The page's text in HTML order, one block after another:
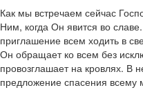
Как мы встречаем сейчас
Ним, когда Он явится во
приглашение всем ходить в
Он обращает ко всем без
провозглашает на кровлях. В
предложение спасения всему